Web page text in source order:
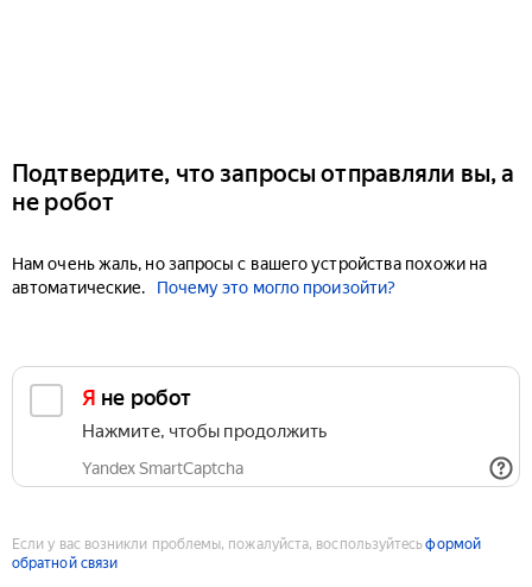
Подтвердите, что запросы отправляли вы, а
не робот
Нам очень жаль, но запросы с вашего устройства похожи на
автоматические.
Почему это могло произойти?
Я не робот
Нажмите, чтобы продолжить
Yandex SmartCaptcha
Если у вас возникли проблемы, пожалуйста, воспользуйтесьформой
обратной связи